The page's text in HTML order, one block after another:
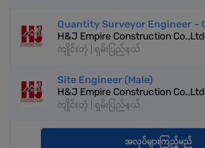
Quantity Surveyor Engineer –
H&J Empire Construction Co.,Ltd
ကျိုင်းတုံ | ရှမ်းပြည်နယ်
Site Engineer (Male)
H&J Empire Construction Co.,Ltd
ကျိုင်းတုံ | ရှမ်းပြည်နယ်
အလုပ်များကြည့်မည်